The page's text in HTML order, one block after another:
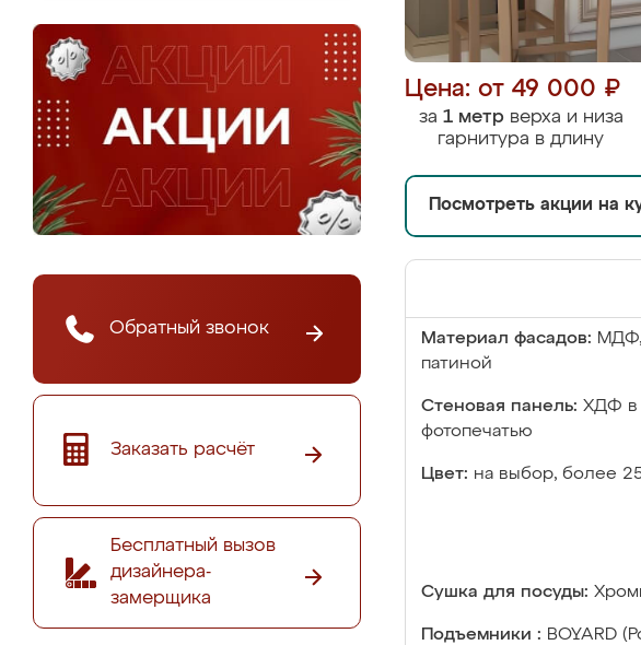
Обратный звонок
Заказать расчёт
Бесплатный вызов
дизайнера-
замерщика
Цена: от 49 000 ₽
за 1 метрверха и низа
гарнитура в длину
Посмотреть акции на
Материал фасадов: МДФ,
патиной
Стеновая панель: ХДФ в
фотопечатью
Цвет: на выбор, более
Сушка для посуды:
Подъемники : BOYARD